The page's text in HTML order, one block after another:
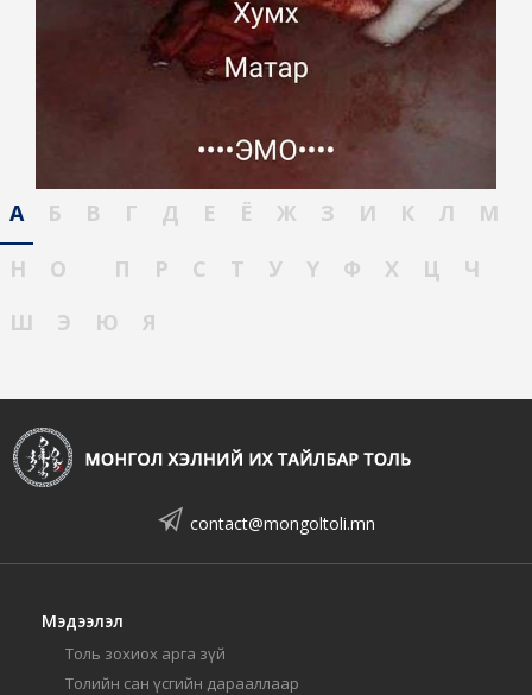
А Б В Г Д Е Ё Ж З И К Л
М
Н
О П Р С Т У Ү Ф Х Ц
Ч
Ш
Э Ю Я
contact@mongoltoli.mn
Мэдээлэл
Толь зохиох арга зүй
Толийн сан үсгийн дарааллаар